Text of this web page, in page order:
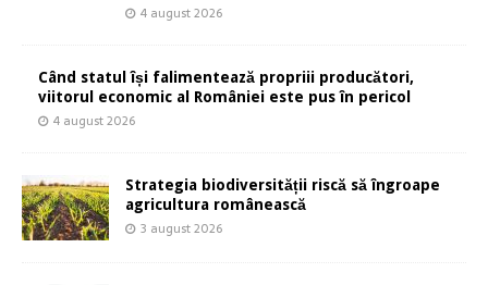
4 august 2026
Când statul își falimentează propriii producători,
viitorul economic al României este pus în pericol
4 august 2026
Strategia biodiversității riscă să îngroape
agricultura românească
3 august 2026